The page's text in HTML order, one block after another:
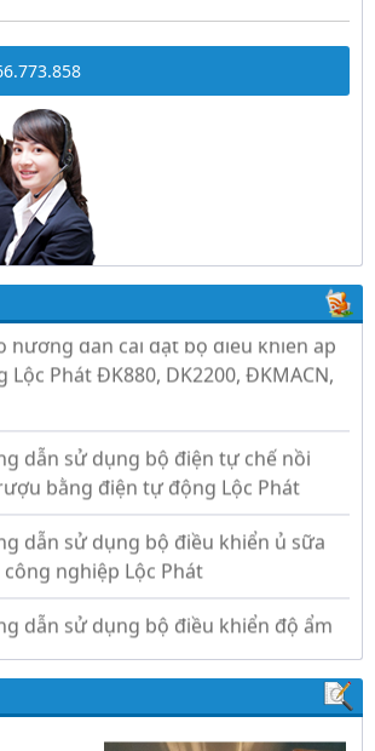
Giả Lộc Phát Có Nước - Giải Pháp Ấp
Cho Gà, Vịt, Bồ Câu
hướng dẫn cài đặt bộ điều khiển ấp
Lộc Phát ĐK880, DK2200, ĐKMACN,
bằng điện tự động Lộc Phát
dẫn sử dụng bộ điều khiển ủ sữa
nghiệp Lộc Phát
dẫn sử dụng bộ điều khiển độ ẩm
nhiệt độ và ánh sáng tự động Lộc